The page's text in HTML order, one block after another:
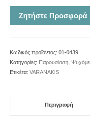
Ζητήστε Προσφορά
Κωδικός προϊόντος: 01-0439
Κατηγορίες: Παρουσίαση
Ετικέτα: VARANAKIS
Περιγραφή